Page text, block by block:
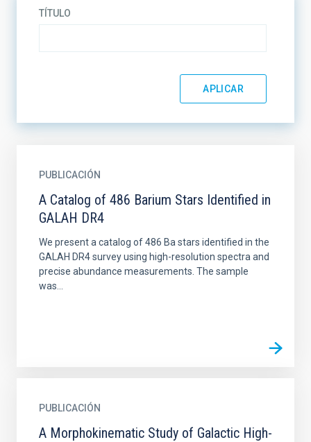
TÍTULO
PUBLICACIÓN
A Catalog of 486 Barium Stars Identified in
GALAH DR4
We present a catalog of 486 Ba stars identified in the
GALAH DR4 survey using high-resolution spectra and
precise abundance measurements. The sample
was...
PUBLICACIÓN
A Morphokinematic Study of Galactic High-